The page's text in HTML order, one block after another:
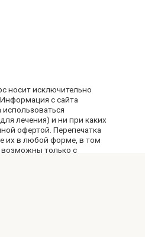
носит исключительно
с сайта
лечения) и ни при каких
офертой. Перепечатка
их в любой форме, в том
только с